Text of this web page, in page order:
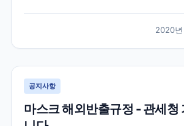
대면수업을 제공할 예정입니다 . 온라인
동부...
2020
공지사항
마스크 해외반출규정 - 관세청